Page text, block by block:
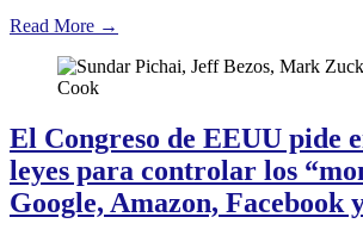
Read More →
El Congreso de EEUU pide
leyes para controlar los
Google, Amazon, Facebook